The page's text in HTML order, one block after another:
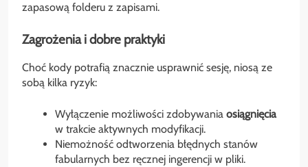
zapasową folderu z zapisami.
Zagrożenia i dobre praktyki
Choć kody potrafią znacznie usprawnić sesję, niosą ze
sobą kilka ryzyk:
Wyłączenie możliwości zdobywania osiągnięcia
w trakcie aktywnych modyfikacji.
Niemożność odtworzenia błędnych stanów
fabularnych bez ręcznej ingerencji w pliki.